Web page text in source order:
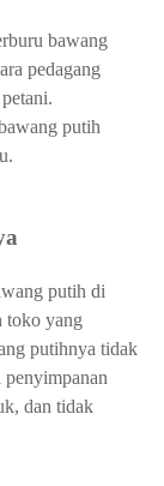
bawang
pedagang
putih
putih di
toko yang
putihnya tidak
dan tidak